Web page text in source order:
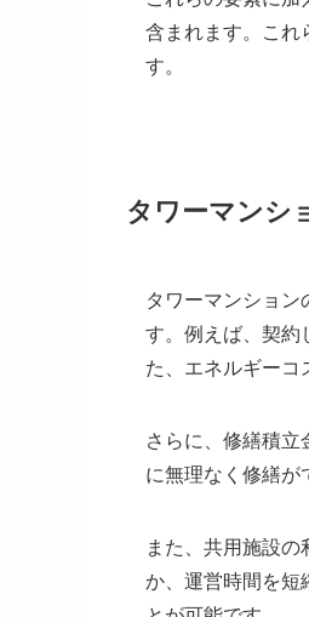
含まれます。これ
す。
タワーマンシ
タワーマンショ
す。例えば、契約
た、エネルギーコ
さらに、修繕積
に無理なく修繕が
また、共用施設
か、運営時間を短